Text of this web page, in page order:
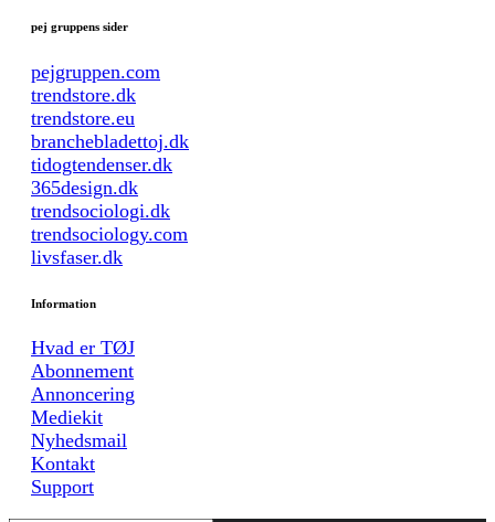
pej gruppens sider
pejgruppen.com
trendstore.dk
trendstore.eu
branchebladettoj.dk
tidogtendenser.dk
365design.dk
trendsociologi.dk
trendsociology.com
livsfaser.dk
Information
Hvad er TØJ
Abonnement
Annoncering
Mediekit
Nyhedsmail
Kontakt
Support